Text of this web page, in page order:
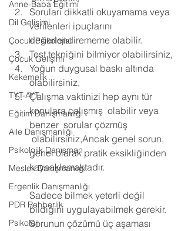
Anne-Baba Eğitimi
Dil Gelişimi
Çocuk Psikolojisi
Çocuk Gelişimi
Kekemelik
TYT-AYT
Eğitim Danışmanlığı
Aile Danışmanlığı
Psikolojik Danışman
Meslek Danışmanlığı
Ergenlik Danışmanlığı
PDR Rehberlik
Psikoloji
Soruları dikkatli okuyamama veya
verilenleri ipuçlarını
değerlendirememe olabilir.
Test tekniğini bilmiyor olabilirsiniz,
Yoğun duygusal baskı altında
olabilirsiniz,
Çalışma vaktinizi hep aynı tür
konulara çalışmış  olabilir veya
benzer  sorular çözmüş
olabilirsiniz,Ancak genel sorun,
genel olarak pratik eksikliğinden
kaynaklamaktadır.
Sadece bilmek yeterli değil
bildiğini uygulayabilmek gerekir.
Sorunun çözümü üç aşaması